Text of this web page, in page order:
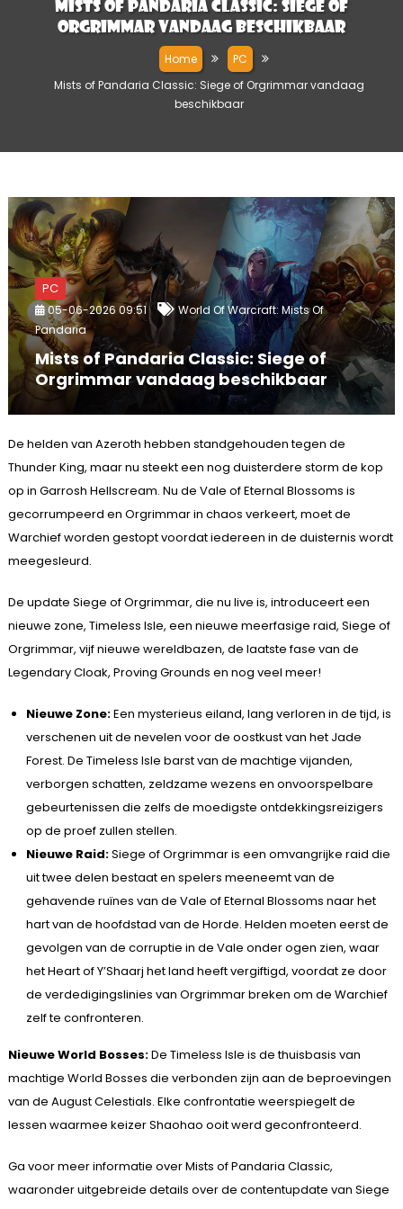
Mists of Pandaria Classic: Siege of
Orgrimmar vandaag beschikbaar
Home
PC
Mists of Pandaria Classic: Siege of Orgrimmar vandaag
beschikbaar
PC
05-06-2026 09:51
World Of Warcraft: Mists Of
Pandaria
Mists of Pandaria Classic: Siege of
Orgrimmar vandaag beschikbaar
De helden van Azeroth hebben standgehouden tegen de
Thunder King, maar nu steekt een nog duisterdere storm de kop
op in Garrosh Hellscream. Nu de Vale of Eternal Blossoms is
gecorrumpeerd en Orgrimmar in chaos verkeert, moet de
Warchief worden gestopt voordat iedereen in de duisternis wordt
meegesleurd.
De update Siege of Orgrimmar, die nu live is, introduceert een
nieuwe zone, Timeless Isle, een nieuwe meerfasige raid, Siege of
Orgrimmar, vijf nieuwe wereldbazen, de laatste fase van de
Legendary Cloak, Proving Grounds en nog veel meer!
Nieuwe Zone:Een mysterieus eiland, lang verloren in de tijd, is
verschenen uit de nevelen voor de oostkust van het Jade
Forest. De Timeless Isle barst van de machtige vijanden,
verborgen schatten, zeldzame wezens en onvoorspelbare
gebeurtenissen die zelfs de moedigste ontdekkingsreizigers
op de proef zullen stellen.
Nieuwe Raid:Siege of Orgrimmar is een omvangrijke raid die
uit twee delen bestaat en spelers meeneemt van de
gehavende ruïnes van de Vale of Eternal Blossoms naar het
hart van de hoofdstad van de Horde. Helden moeten eerst de
gevolgen van de corruptie in de Vale onder ogen zien, waar
het Heart of Y’Shaarj het land heeft vergiftigd, voordat ze door
de verdedigingslinies van Orgrimmar breken om de Warchief
zelf te confronteren.
Nieuwe World Bosses:De Timeless Isle is de thuisbasis van
machtige World Bosses die verbonden zijn aan de beproevingen
van de August Celestials. Elke confrontatie weerspiegelt de
lessen waarmee keizer Shaohao ooit werd geconfronteerd.
Ga voor meer informatie over Mists of Pandaria Classic,
waaronder uitgebreide details over de contentupdate van Siege